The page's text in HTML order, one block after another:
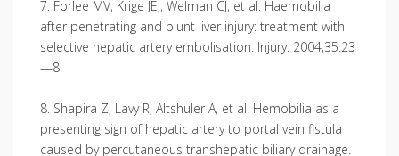
7. Forlee MV, Krige JEJ, Welman CJ, et al. Haemo­bilia
after penetrating and blunt liver injury: treatment with
selective hepatic artery embolisation. Injury. 2004;35:23
—8.
8. Shapira Z, Lavy R, Altshuler A, et al. Hemobilia as a
presenting sign of hepatic artery to portal vein fistula
caused by percutaneous transhepatic biliary drainage.